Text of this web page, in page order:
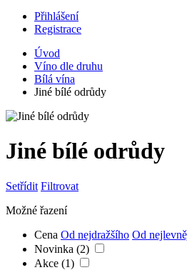
Přihlášení
Registrace
Úvod
Víno dle druhu
Bílá vína
Jiné bílé odrůdy
Jiné bílé odrůdy
Setřídit Filtrovat
Možné řazení
Cena Od nejdražšího Od
Novinka (2)
Akce (1)